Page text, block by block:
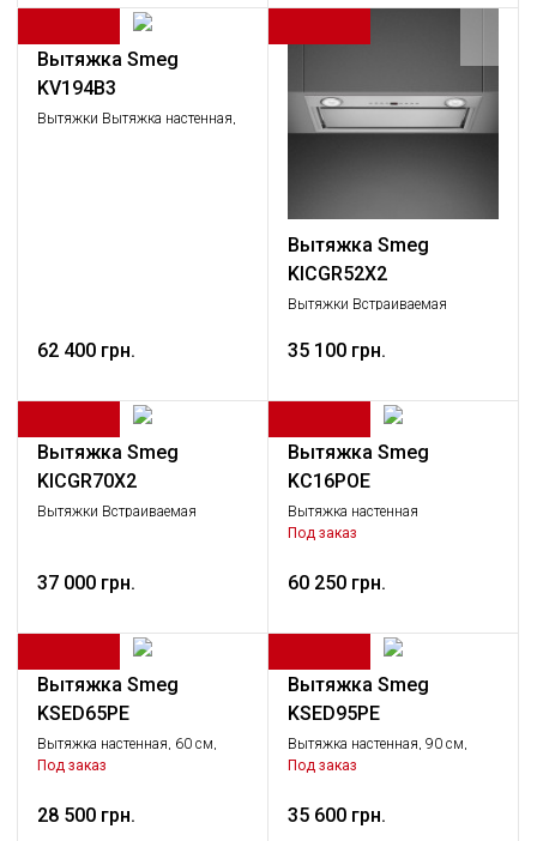
Вытяжка Smeg
KV194B3
Вытяжки Вытяжка настенная,
62 400 грн.
Вытяжка Smeg
KICGR52X2
Вытяжки Встраиваемая
техника
35 100 грн.
Вытяжка Smeg
KICGR70X2
Вытяжки Встраиваемая
37 000 грн.
Вытяжка Smeg
KC16POE
Вытяжка настенная
декоративная, 59,5 см,
латунная.
Под заказ
60 250 грн.
Вытяжка Smeg
KSED65PE
Вытяжка настенная, 60 см,
кремовая
Под заказ
28 500 грн.
Вытяжка Smeg
KSED95PE
Вытяжка настенная, 90 см,
кремовая.
Под заказ
35 600 грн.